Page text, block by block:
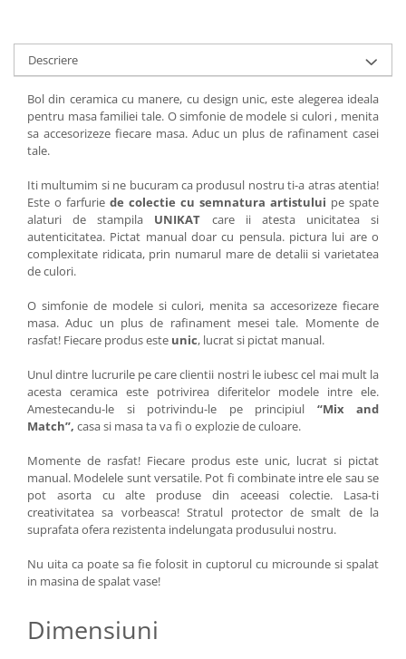
Descriere
Bol din ceramica cu manere, cu design unic, este alegerea ideala
pentru masa familiei tale. O simfonie de modele si culori , menita
sa accesorizeze fiecare masa. Aduc un plus de rafinament casei
tale.
Iti multumim si ne bucuram ca produsul nostru ti-a atras atentia!
Este o farfurie de colectie cu semnatura artistului pe spate
alaturi de stampila UNIKAT care ii atesta unicitatea si
autenticitatea. Pictat manual doar cu pensula. pictura lui are o
complexitate ridicata, prin numarul mare de detalii si varietatea
de culori.
O simfonie de modele si culori, menita sa accesorizeze fiecare
masa. Aduc un plus de rafinament mesei tale. Momente de
rasfat! Fiecare produs este unic, lucrat si pictat manual.
Unul dintre lucrurile pe care clientii nostri le iubesc cel mai mult la
acesta ceramica este potrivirea diferitelor modele intre ele.
Amestecandu-le si potrivindu-le pe principiul “Mix and
Match”, casa si masa ta va fi o explozie de culoare.
Momente de rasfat! Fiecare produs este unic, lucrat si pictat
manual. Modelele sunt versatile. Pot fi combinate intre ele sau se
pot asorta cu alte produse din aceeasi colectie. Lasa-ti
creativitatea sa vorbeasca! Stratul protector de smalt de la
suprafata ofera rezistenta indelungata produsului nostru.
Nu uita ca poate sa fie folosit in cuptorul cu microunde si spalat
in masina de spalat vase!
Dimensiuni